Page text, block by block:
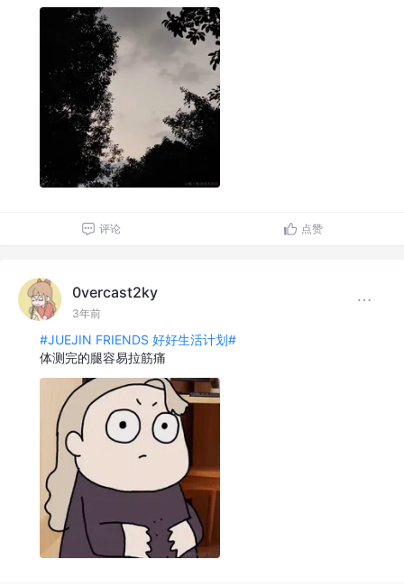
评论 点赞
0vercast2ky
3年前
#JUEJIN FRIENDS 好好生活计划#
体测完的腿容易拉筋痛